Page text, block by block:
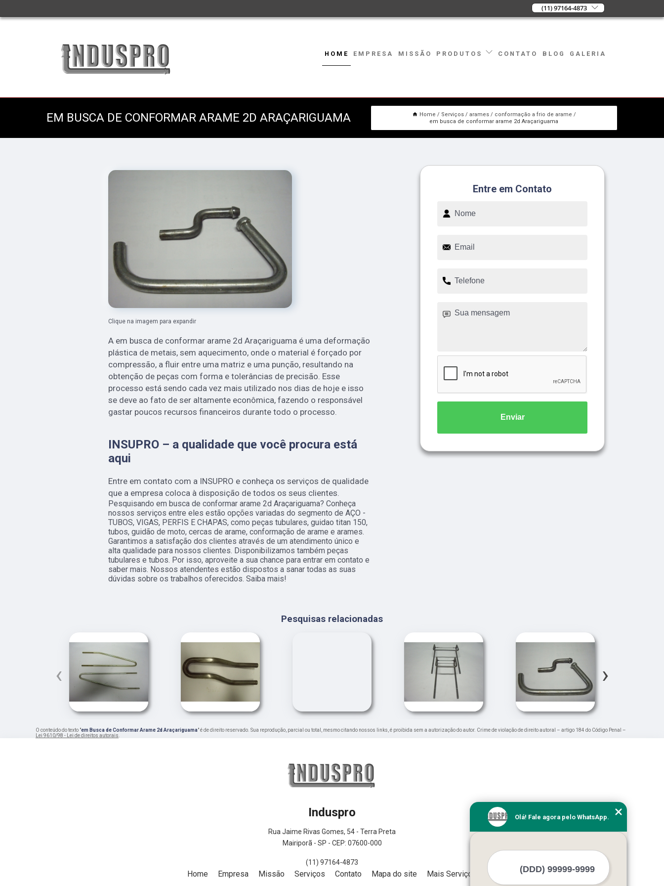
(11) 97164-4873
HOME EMPRESA MISSÃO PRODUTOS CONTATO BLOG GALERIA
EM BUSCA DE CONFORMAR ARAME 2D ARAÇARIGUAMA Home Serviços arames
conformação a frio de arame
em busca de conformar arame 2d Araçariguama
Clique na imagem para expandir
A em busca de conformar arame 2d Araçariguama é uma deformação
plástica de metais, sem aquecimento, onde o material é forçado por
compressão, a fluir entre uma matriz e uma punção, resultando na
obtenção de peças com forma e tolerâncias de precisão. Esse
processo está sendo cada vez mais utilizado nos dias de hoje e isso
se deve ao fato de ser altamente econômica, fazendo o responsável
gastar poucos recursos financeiros durante todo o processo.
INSUPRO – a qualidade que você procura está
aqui
Entre em contato com a INSUPRO e conheça os serviços de qualidade
que a empresa coloca à disposição de todos os seus clientes.
Pesquisando em busca de conformar arame 2d Araçariguama? Conheça
nossos serviços entre eles estão opções variadas do segmento de AÇO -
TUBOS, VIGAS, PERFIS E CHAPAS, como peças tubulares, guidao titan 150,
tubos, guidão de moto, cercas de arame, conformação de arame e arames.
Garantimos a satisfação dos clientes através de um atendimento único e
alta qualidade para nossos clientes. Disponibilizamos também peças
tubulares e tubos. Por isso, aproveite a sua chance para entrar em contato e
saber mais. Nossos atendentes estão dispostos a sanar todas as suas
dúvidas sobre os trabalhos oferecidos. Saiba mais!
Entre em Contato
Enviar
Pesquisas relacionadas
‹ ›
O conteúdo do texto "em Busca de Conformar Arame 2d Araçariguama" é de direito reservado. Sua reprodução, parcial ou total, mesmo citando nossos links, é proibida sem a autorização do autor. Crime de violação de direito autoral – artigo 184 do Código Penal –
Lei 9610/98 - Lei de direitos autorais.
Induspro
Rua Jaime Rivas Gomes, 54 - Terra Preta
Mairiporã - SP - CEP: 07600-000
(11) 97164-4873
Home Empresa Missão Serviços Contato Mapa do site Mais Serviços
Olá! Fale agora pelo WhatsApp.